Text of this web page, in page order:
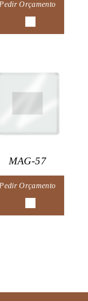
Pedir Orçamento
MAG-57
Pedir Orçamento